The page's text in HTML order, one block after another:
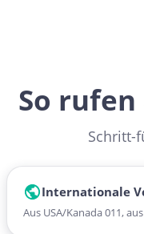
So rufen
Schritt-
Internationale
Aus USA/Kanada 011,